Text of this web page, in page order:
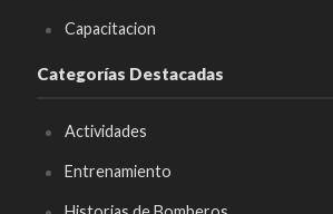
Capacitacion
Categorías Destacadas
Actividades
Entrenamiento